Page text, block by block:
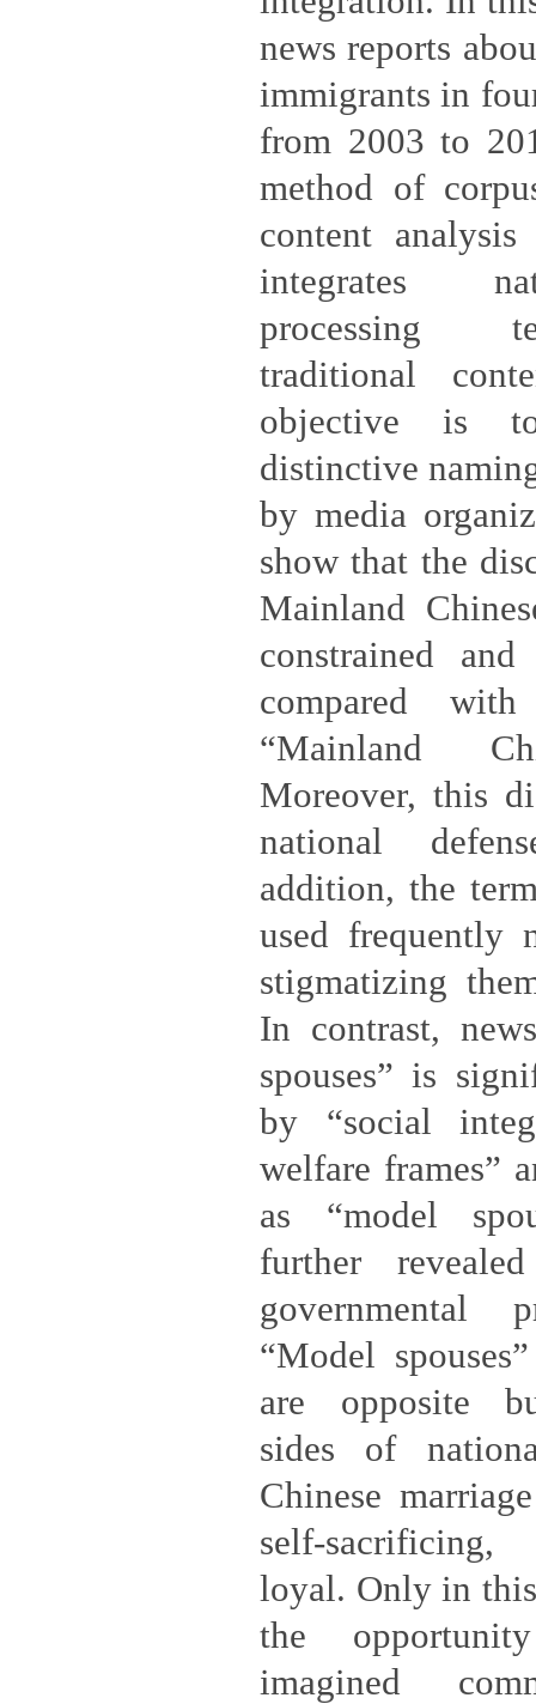
news reports
immigrants in
from 2003 to
method of
content
integrates
processing
traditional
objective is
distinctive
by media
show that the
Mainland
constrained
compared
“Mainland
Moreover, this
national
addition, the
used frequently
stigmatizing
In contrast,
spouses” is
by “social
welfare frames”
as “model
further
governmental
“Model
are opposite
sides of
Chinese
self-
loyal. Only in
the
imagined